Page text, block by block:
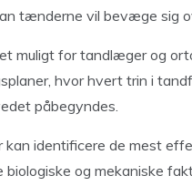
tænderne vil bevæge sig
muligt for tandlæger og
hvor hvert trin i
påbegyndes.
kan identificere de mest
biologiske og mekaniske